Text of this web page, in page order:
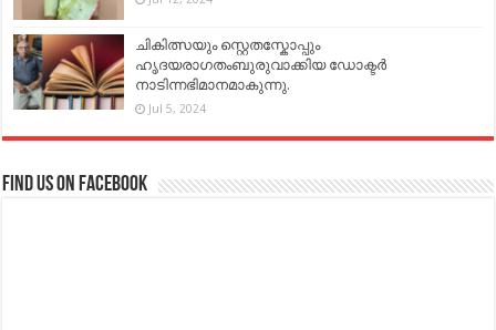
ചികിത്സയും സ്റ്റെതസ്കോപ്പും
ഹൃദയരാഗതംബുരുവാക്കിയ ഡോക്ടർ
നാടിന്നഭിമാനമാകുന്നു.
Jul 5, 2024
Find us on Facebook